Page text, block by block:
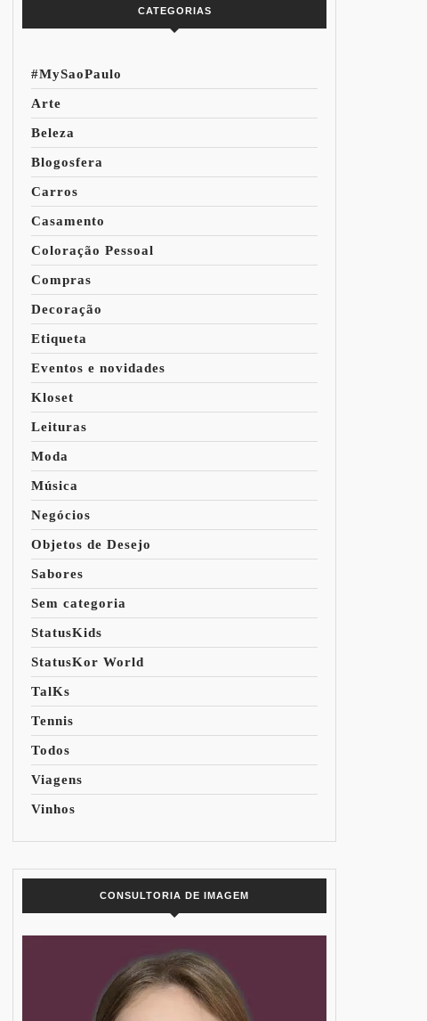
CATEGORIAS
#MySaoPaulo
Arte
Beleza
Blogosfera
Carros
Casamento
Coloração Pessoal
Compras
Decoração
Etiqueta
Eventos e novidades
Kloset
Leituras
Moda
Música
Negócios
Objetos de Desejo
Sabores
Sem categoria
StatusKids
StatusKor World
TalKs
Tennis
Todos
Viagens
Vinhos
CONSULTORIA DE IMAGEM